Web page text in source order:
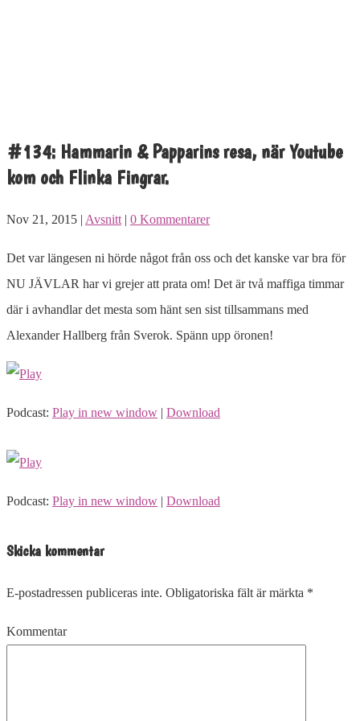
#134: Hammarin & Papparins resa, när Youtube
kom och Flinka Fingrar.
Nov 21, 2015 | Avsnitt | 0 Kommentarer
Det var längesen ni hörde något från oss och det kanske var bra för
NU JÄVLAR har vi grejer att prata om! Det är två maffiga timmar
där i avhandlar det mesta som hänt sen sist tillsammans med
Alexander Hallberg från Sverok. Spänn upp öronen!
Podcast: Play in new window | Download
Podcast: Play in new window | Download
Skicka kommentar
E-postadressen publiceras inte. Obligatoriska fält är märkta *
Kommentar